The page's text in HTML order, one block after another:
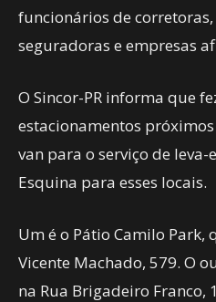
funcionários de
seguradoras e empresas
O Sincor-PR informa que
estacionamentos
van para o serviço de leva-
Esquina para esses locais.
Um é o Pátio Camilo Park,
Vicente Machado, 579. O
na Rua Brigadeiro Franco,